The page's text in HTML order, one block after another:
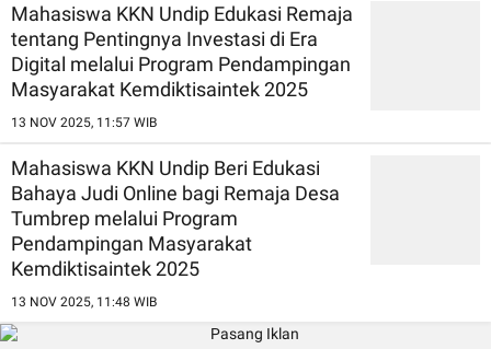
Mahasiswa KKN Undip Edukasi Remaja
tentang Pentingnya Investasi di Era
Digital melalui Program Pendampingan
Masyarakat Kemdiktisaintek 2025
13 NOV 2025, 11:57 WIB
Mahasiswa KKN Undip Beri Edukasi
Bahaya Judi Online bagi Remaja Desa
Tumbrep melalui Program
Pendampingan Masyarakat
Kemdiktisaintek 2025
13 NOV 2025, 11:48 WIB